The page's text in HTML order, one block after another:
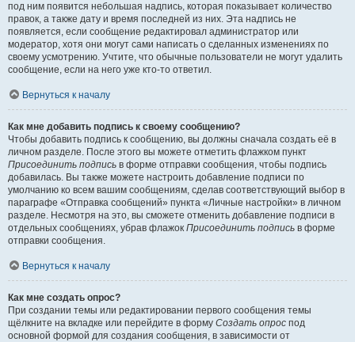
под ним появится небольшая надпись, которая показывает количество
правок, а также дату и время последней из них. Эта надпись не
появляется, если сообщение редактировал администратор или
модератор, хотя они могут сами написать о сделанных изменениях по
своему усмотрению. Учтите, что обычные пользователи не могут удалить
сообщение, если на него уже кто-то ответил.
Вернуться к началу
Как мне добавить подпись к своему сообщению?
Чтобы добавить подпись к сообщению, вы должны сначала создать её в
личном разделе. После этого вы можете отметить флажком пункт
Присоединить подпись в форме отправки сообщения, чтобы подпись
добавилась. Вы также можете настроить добавление подписи по
умолчанию ко всем вашим сообщениям, сделав соответствующий выбор в
параграфе «Отправка сообщений» пункта «Личные настройки» в личном
разделе. Несмотря на это, вы сможете отменить добавление подписи в
отдельных сообщениях, убрав флажок Присоединить подпись в форме
отправки сообщения.
Вернуться к началу
Как мне создать опрос?
При создании темы или редактировании первого сообщения темы
щёлкните на вкладке или перейдите в форму Создать опрос под
основной формой для создания сообщения, в зависимости от